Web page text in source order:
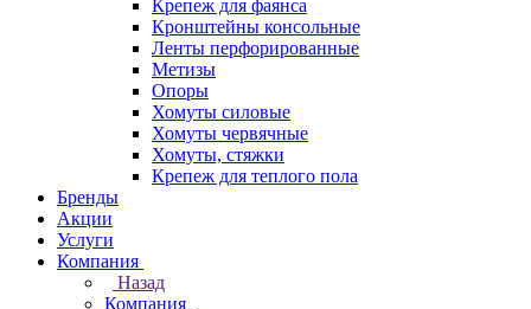
Крепеж для фаянса
Кронштейны консольные
Ленты перфорированные
Метизы
Опоры
Хомуты силовые
Хомуты червячные
Хомуты, стяжки
Крепеж для теплого пола
Бренды
Акции
Услуги
Компания
Назад
Компания